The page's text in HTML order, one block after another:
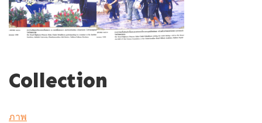
Collection
ภาพ